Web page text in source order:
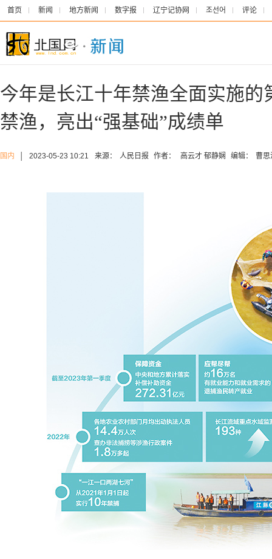
首页 新闻 地方新闻 数字报 辽宁记协网 조선어 评论
今年是长江十年禁渔全面实施
禁渔，亮出“强基础”成绩单
国内 2023-05-23 10:21 来源： 人民日报 作者： 高云才 郁静娴 编辑： 曹思